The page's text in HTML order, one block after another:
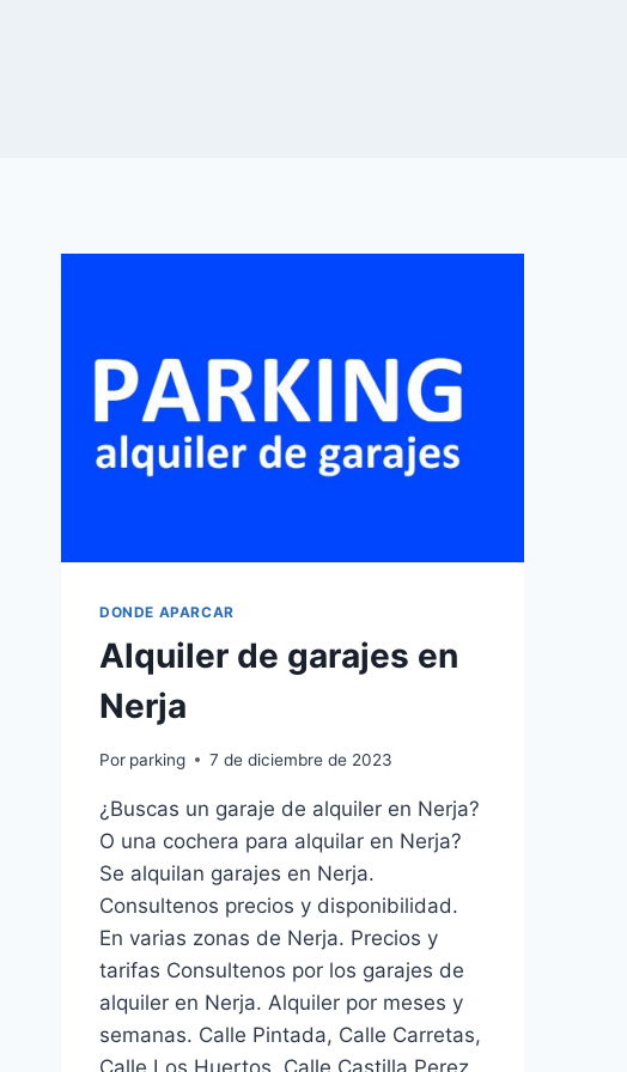
DONDE APARCAR
Alquiler de garajes en
Nerja
Por parking 7 de diciembre de 2023
¿Buscas un garaje de alquiler en Nerja?
O una cochera para alquilar en Nerja?
Se alquilan garajes en Nerja.
Consultenos precios y disponibilidad.
En varias zonas de Nerja. Precios y
tarifas Consultenos por los garajes de
alquiler en Nerja. Alquiler por meses y
semanas. Calle Pintada, Calle Carretas,
Calle Los Huertos, Calle Castilla Perez.